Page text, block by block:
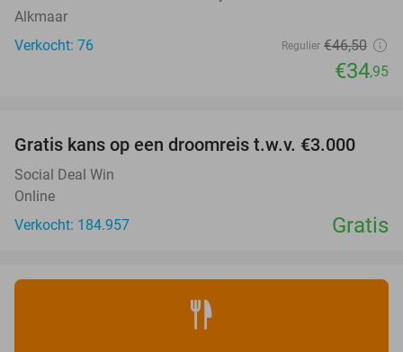
Alkmaar
Verkocht: 76
Regulier €46,50
€34,95
Gratis kans op een droomreis t.w.v. €3.000
Social Deal Win
Online
Verkocht: 184.957
Gratis